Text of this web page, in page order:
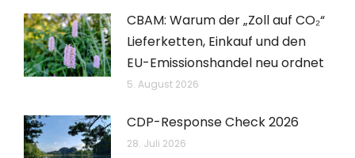
CBAM: Warum der „Zoll auf CO₂“
Lieferketten, Einkauf und den
EU-Emissionshandel neu ordnet
5. August 2026
CDP-Response Check 2026
28. Juli 2026